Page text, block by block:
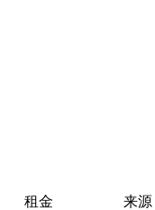
租金 来源